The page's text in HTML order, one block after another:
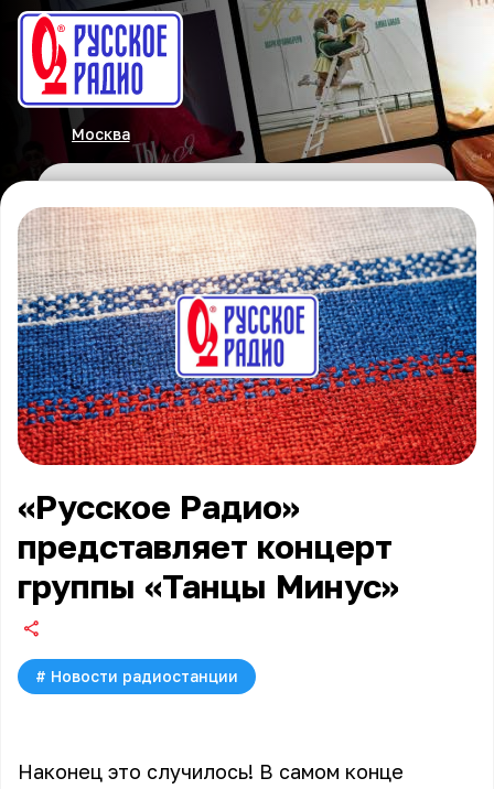
Москва
«Русское Радио»
представляет концерт
группы «Танцы Минус»
# Новости радиостанции
Наконец это случилось! В самом конце